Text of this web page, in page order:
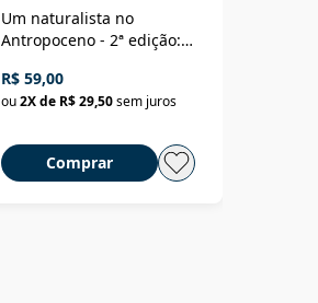
Um naturalista no
Antropoceno - 2ª edição:
selvagem
R$ 59,00
ou2X de R$ 29,50sem juros
Comprar